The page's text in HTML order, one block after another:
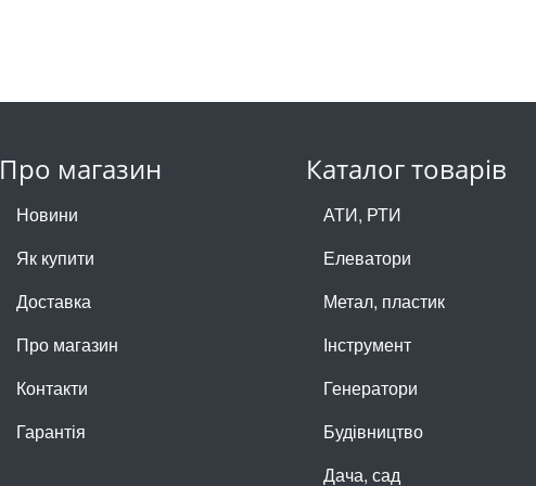
Про магазин
Новини
Як купити
Доставка
Про магазин
Контакти
Гарантія
Каталог товарів
АТИ, РТИ
Елеватори
Метал, пластик
Інструмент
Генератори
Будівництво
Дача, сад